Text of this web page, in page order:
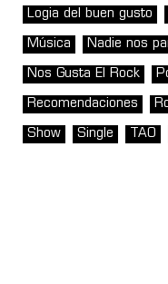
Logia del buen gusto
Música Nadie nos
Nos Gusta El Rock
Recomendaciones
Show Single TAO